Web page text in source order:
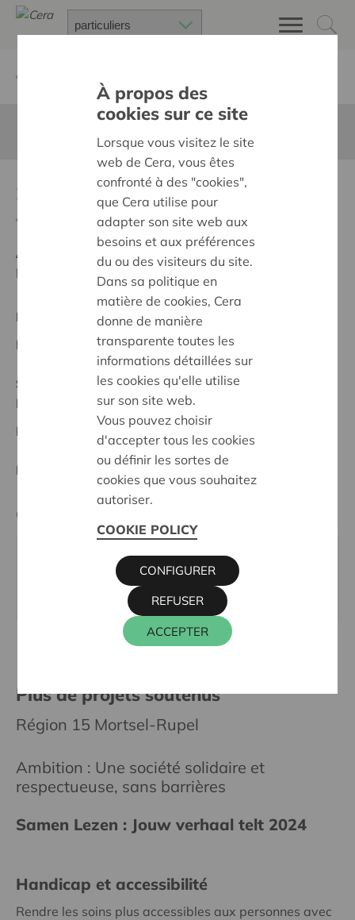
Samentuin Raak-Wijveld
Ambition:
Une société solidaire et respectueuse, sans
barrières
Projet régional
Date de début:19/05/2026
Statut:
Mortsel-Rupel
Date de décision:
19/05/2026
Décision:
Cera contact
KRIS DEBRUYNE
016 27 96 74
kris.debruyne@cera.coop
Plus de projets soutenus
Région 15 Mortsel-Rupel
Ambition : Une société solidaire et
respectueuse, sans barrières
Samen Lezen : Jouw verhaal telt 2024
Handicap et accessibilité
Rendre les soins plus accessibles aux personnes avec
À propos des
cookies sur ce site
Lorsque vous visitez le site
web de Cera, vous êtes
confronté à des "cookies",
que Cera utilise pour
adapter son site web aux
besoins et aux préférences
du ou des visiteurs du site.
Dans sa politique en
matière de cookies, Cera
donne de manière
transparente toutes les
informations détaillées sur
les cookies qu'elle utilise
sur son site web.
Vous pouvez choisir
d'accepter tous les cookies
ou définir les sortes de
cookies que vous souhaitez
autoriser.
COOKIE POLICY
ACCEPTER
REFUSER
CONFIGURER